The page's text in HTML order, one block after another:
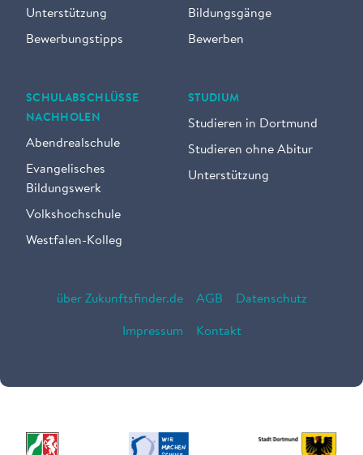
Unterstützung
Bewerbungstipps
Bildungsgänge
Bewerben
SCHULABSCHLÜSSE
NACHHOLEN
Abendrealschule
Evangelisches
Bildungswerk
Volkshochschule
Westfalen-Kolleg
STUDIUM
Studieren in Dortmund
Studieren ohne Abitur
Unterstützung
über Zukunftsfinder.de AGB Datenschutz
Impressum Kontakt